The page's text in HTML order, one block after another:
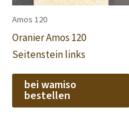
Amos 120
Oranier Amos 120
Seitenstein links
bei wamiso
bestellen